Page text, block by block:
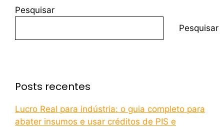
Pesquisar
Pesquisar
Posts recentes
Lucro Real para indústria: o guia completo para
abater insumos e usar créditos de PIS e